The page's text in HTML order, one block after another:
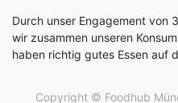
Durch unser Engagement von
wir zusammen unseren
haben richtig gutes Essen auf
Copyright © Foodhub